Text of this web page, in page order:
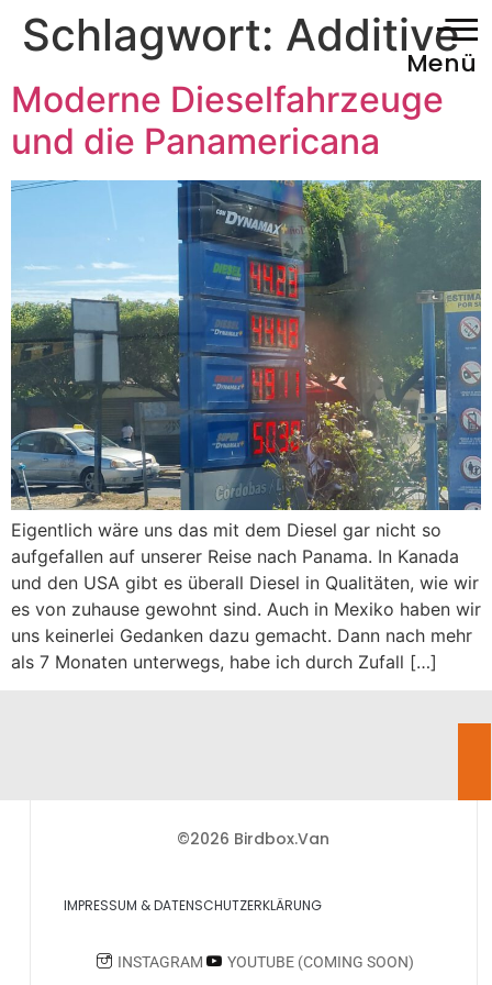
Menü
Schlagwort: Additive
Moderne Dieselfahrzeuge
und die Panamericana
Eigentlich wäre uns das mit dem Diesel gar nicht so
aufgefallen auf unserer Reise nach Panama. In Kanada
und den USA gibt es überall Diesel in Qualitäten, wie wir
es von zuhause gewohnt sind. Auch in Mexiko haben wir
uns keinerlei Gedanken dazu gemacht. Dann nach mehr
als 7 Monaten unterwegs, habe ich durch Zufall […]
©2026 Birdbox.Van
IMPRESSUM & DATENSCHUTZERKLÄRUNG
INSTAGRAM YOUTUBE (COMING SOON)